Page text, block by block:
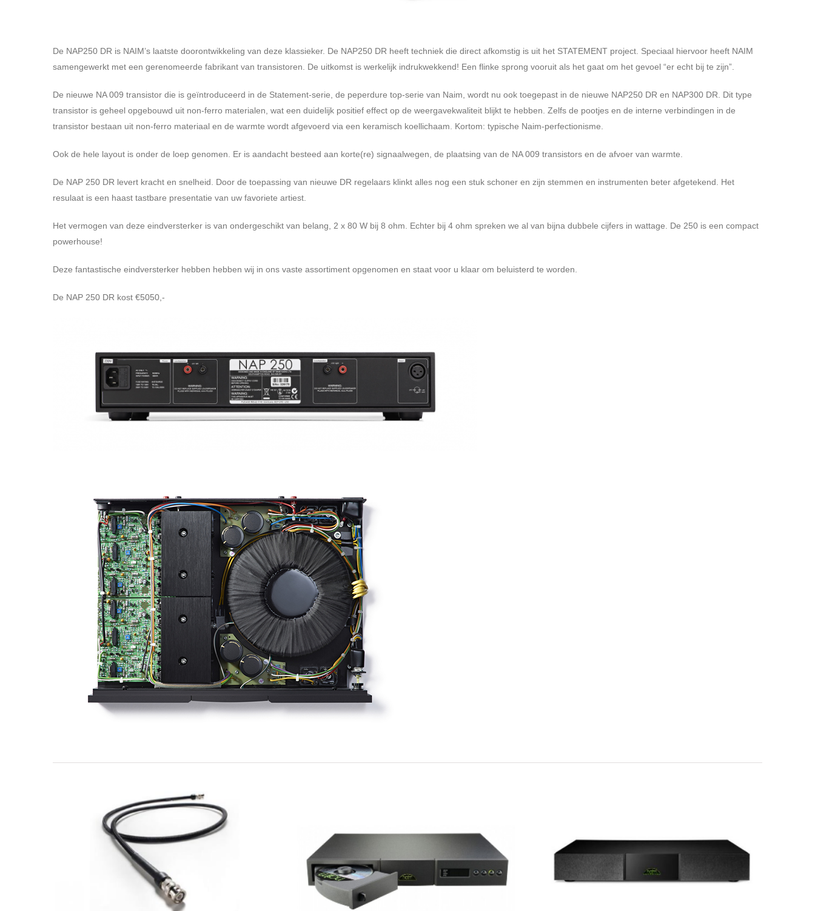
De NAP250 DR is NAIM’s laatste doorontwikkeling van deze klassieker. De NAP250 DR heeft techniek die direct afkomstig is uit het STATEMENT project. Speciaal hiervoor heeft NAIM
samengewerkt met een gerenomeerde fabrikant van transistoren. De uitkomst is werkelijk indrukwekkend! Een flinke sprong vooruit als het gaat om het gevoel “er echt bij te zijn”.
De nieuwe NA 009 transistor die is geïntroduceerd in de Statement-serie, de peperdure top-serie van Naim, wordt nu ook toegepast in de nieuwe NAP250 DR en NAP300 DR. Dit type
transistor is geheel opgebouwd uit non-ferro materialen, wat een duidelijk positief effect op de weergavekwaliteit blijkt te hebben. Zelfs de pootjes en de interne verbindingen in de
transistor bestaan uit non-ferro materiaal en de warmte wordt afgevoerd via een keramisch koellichaam. Kortom: typische Naim-perfectionisme.
Ook de hele layout is onder de loep genomen. Er is aandacht besteed aan korte(re) signaalwegen, de plaatsing van de NA 009 transistors en de afvoer van warmte.
De NAP 250 DR levert kracht en snelheid. Door de toepassing van nieuwe DR regelaars klinkt alles nog een stuk schoner en zijn stemmen en instrumenten beter afgetekend. Het
resulaat is een haast tastbare presentatie van uw favoriete artiest.
Het vermogen van deze eindversterker is van ondergeschikt van belang, 2 x 80 W bij 8 ohm. Echter bij 4 ohm spreken we al van bijna dubbele cijfers in wattage. De 250 is een compact
powerhouse!
Deze fantastische eindversterker hebben hebben wij in ons vaste assortiment opgenomen en staat voor u klaar om beluisterd te worden.
De NAP 250 DR kost €5050,-